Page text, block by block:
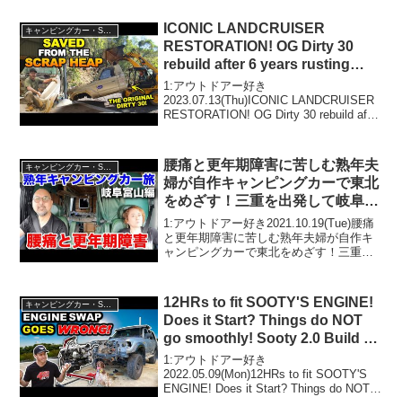
ICONIC LANDCRUISER
RESTORATION! OG Dirty 30
rebuild after 6 years rusting
away
1:アウトドアー好き
2023.07.13(Thu)ICONIC LANDCRUISER
RESTORATION! OG Dirty 30 rebuild after
キャンピングカー・SUV人気車種
腰痛と更年期障害に苦しむ熟年夫
婦が自作キャンピングカーで東北
をめざす！三重を出発して岐阜で
いきなり寄り道編！
1:アウトドアー好き2021.10.19(Tue)腰痛
と更年期障害に苦しむ熟年夫婦が自作キ
ャンピングカーで東北をめざす！三重を
2:アウトドアー好き2021.10.19(...
12HRs to fit SOOTY'S ENGINE!
Does it Start? Things do NOT
go smoothly! Sooty 2.0 Build Pt
3
1:アウトドアー好き
2022.05.09(Mon)12HRs to fit SOOTY'S
ENGINE! Does it Start? Things do NOT